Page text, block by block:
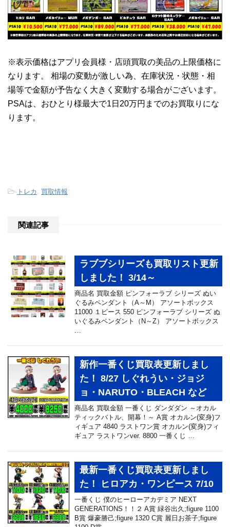
※表示価格はアプリ会員様・店頭買取の美品の上限価格に
なります。 相場の変動が激しい為、在庫状況・状態・相
場等で金額が予告なく大きく変動する場合がございます。
PSAは、おひとり様最大で1日20万円までのお買取りにな
ります。
- トレカ 買取情報
関連記事
ラブブシリーズも買取リスト更新
しました！ 3/14～
商品名 買取金額 ピンフォーラブ シリーズ ぬい
ぐるみペンダント（A～M） アソートボックス
11000 １ピース 550 ピンフォーラブ シリーズ ぬ
いぐるみペンダント（N～Z） アソートボックス
新作一番くじ買取表更新しまし
た！ 8/27 しぐれうい・ジョジ
ョ・NARUTO・BLEACH など
商品名 買取金額 一番くじ ダンダダン ～オカル
ティックバトル、開幕！～ A賞 オカルン(変身)フ
ィギュア 4840 ラストワン賞 オカルン(変身)フィ
ギュア ラストワンver. 8800 一番くじ …
最新一番くじ買取表更新しまし
た！ ヒロアカ・ワンピース 7/10
一番くじ 僕のヒーローアカデミア NEXT
GENERATIONS！！２ A賞 緑谷出久;figure 1100
B賞 爆豪勝己;figure 1320 C賞 麗日お茶子;figure